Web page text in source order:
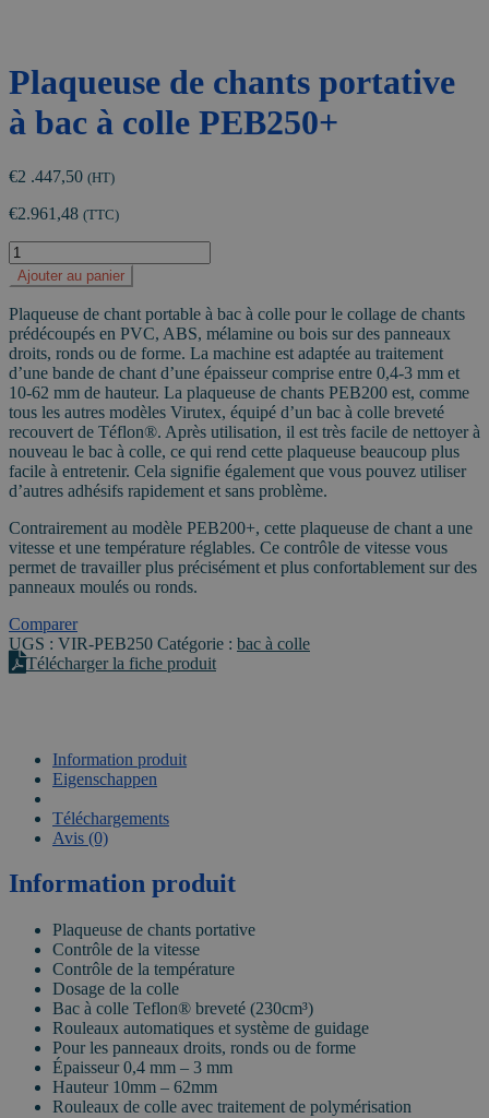
Plaqueuse de chants portative
à bac à colle PEB250+
€2 .447,50 (HT)
€2.961,48 (TTC)
quantité
de
Plaqueuse
de
chants
portative
à
bac
à
colle
PEB250+
Ajouter au panier
Plaqueuse de chant portable à bac à colle pour le collage de chants
prédécoupés en PVC, ABS, mélamine ou bois sur des panneaux
droits, ronds ou de forme. La machine est adaptée au traitement
d’une bande de chant d’une épaisseur comprise entre 0,4-3 mm et
10-62 mm de hauteur. La plaqueuse de chants PEB200 est, comme
tous les autres modèles Virutex, équipé d’un bac à colle breveté
recouvert de Téflon®. Après utilisation, il est très facile de nettoyer à
nouveau le bac à colle, ce qui rend cette plaqueuse beaucoup plus
facile à entretenir. Cela signifie également que vous pouvez utiliser
d’autres adhésifs rapidement et sans problème.
Contrairement au modèle PEB200+, cette plaqueuse de chant a une
vitesse et une température réglables. Ce contrôle de vitesse vous
permet de travailler plus précisément et plus confortablement sur des
panneaux moulés ou ronds.
Comparer
UGS : VIR-PEB250 Catégorie : bac à colle
Télécharger la fiche produit
Information produit
Eigenschappen
Téléchargements
Avis (0)
Information produit
Plaqueuse de chants portative
Contrôle de la vitesse
Contrôle de la température
Dosage de la colle
Bac à colle Teflon® breveté (230cm³)
Rouleaux automatiques et système de guidage
Pour les panneaux droits, ronds ou de forme
Épaisseur 0,4 mm – 3 mm
Hauteur 10mm – 62mm
Rouleaux de colle avec traitement de polymérisation